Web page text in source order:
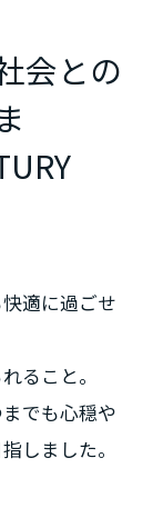
会との
適に過ごせ
ること。
でも心穏や
しました。